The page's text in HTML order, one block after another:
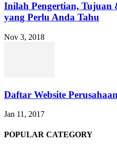
Inilah Pengertian, Tujuan
yang Perlu Anda Tahu
Nov 3, 2018
Daftar Website
Jan 11, 2017
POPULAR CATEGORY